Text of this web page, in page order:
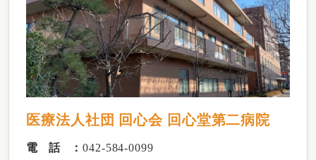
医療法人社団 回心会 回心堂第二病院
電話
042-584-0099